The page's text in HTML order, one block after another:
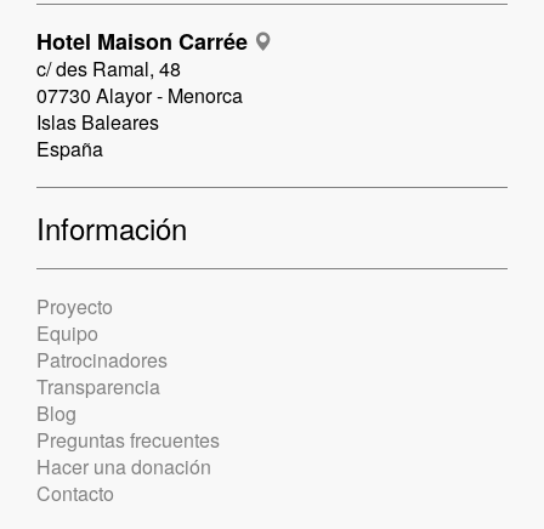
Hotel Maison Carrée
c/ des Ramal, 48
07730 Alayor - Menorca
Islas Baleares
España
Información
Proyecto
Equipo
Patrocinadores
Transparencia
Blog
Preguntas frecuentes
Hacer una donación
Contacto